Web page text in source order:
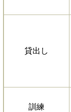
貸出し
訓練